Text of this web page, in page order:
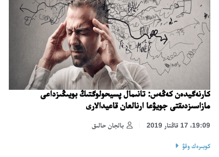
كارنەگيدەن كەڭەس: تانىمال پسيحولوگتىڭ بويىڭىزداعى
مازاسىزدىقتى جويۋعا ارنالعان قاعيدالارى
بالجان حالىق 19:09، 17 قاڭتار 2019
كوبىرەك وقۋ